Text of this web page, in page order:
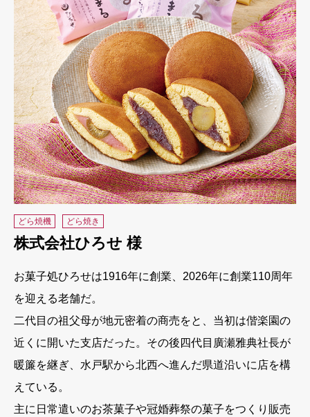
どら焼機 どら焼き
株式会社ひろせ 様
お菓子処ひろせは1916年に創業、2026年に創業110周年
を迎える老舗だ。
二代目の祖父母が地元密着の商売をと、当初は偕楽園の
近くに開いた支店だった。その後四代目廣瀬雅典社長が
暖簾を継ぎ、水戸駅から北西へ進んだ県道沿いに店を構
えている。
主に日常遣いのお茶菓子や冠婚葬祭の菓子をつくり販売